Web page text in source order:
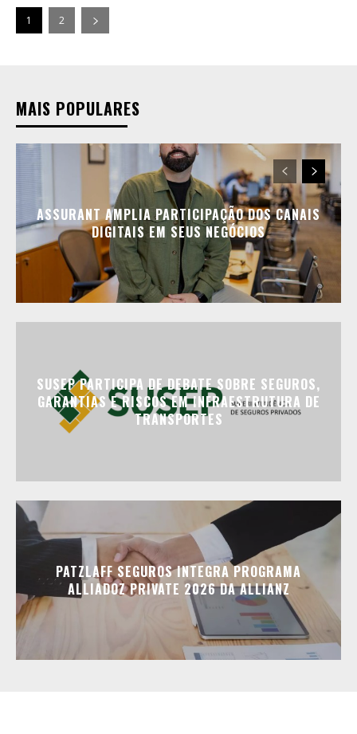
1 2
MAIS POPULARES
ASSURANT AMPLIA PARTICIPAÇÃO DOS CANAIS
DIGITAIS EM SEUS NEGÓCIOS
SUSEP PARTICIPA DE DEBATE SOBRE SEGUROS,
GARANTIAS E RISCOS EM INFRAESTRUTURA DE
TRANSPORTES
PATZLAFF SEGUROS INTEGRA PROGRAMA
ALLIADOZ PRIVATE 2026 DA ALLIANZ